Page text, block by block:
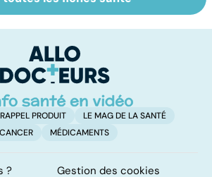
la
Faire du sport à
domicile, c'est
RAPPEL PRODUIT
LE MAG DE LA SANTÉ
CANCER
MÉDICAMENTS
? Gestion des cookies